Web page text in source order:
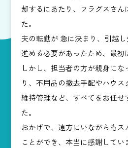
却するにあたり、フラグスさん
た。
夫の転勤が 急に決まり、引越
進める必要があったため、最初
しかし、担当者の方が親身に
り、不用品の撤去手配やハウ
維持管理など、すべてをお任せ
た。
おかげで、遠方にいながらもス
ことができ、本当に感謝してい